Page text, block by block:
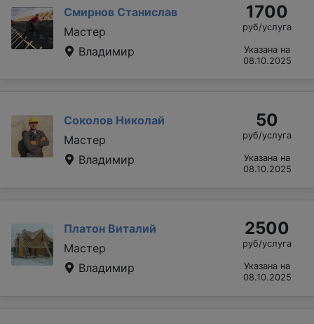
Смирнов Станислав
Мастер
Владимир
1700
руб/услуга
Указана на
08.10.2025
Соколов Николай
Мастер
Владимир
50
руб/услуга
Указана на
08.10.2025
Платон Виталий
Мастер
Владимир
2500
руб/услуга
Указана на
08.10.2025